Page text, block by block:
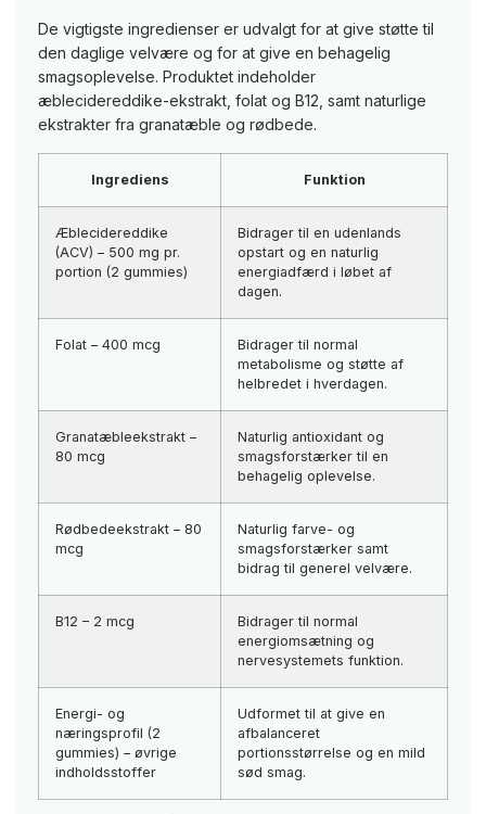
De vigtigste ingredienser er udvalgt for at give støtte til
den daglige velvære og for at give en behagelig
smagsoplevelse. Produktet indeholder
æblecidereddike-ekstrakt, folat og B12, samt naturlige
ekstrakter fra granatæble og rødbede.
Ingrediens Funktion
Æblecidereddike
(ACV) – 500 mg pr.
portion (2 gummies)
Bidrager til en udenlands
opstart og en naturlig
energiadfærd i løbet af
dagen.
Folat – 400 mcg
Bidrager til normal
metabolisme og støtte af
helbredet i hverdagen.
Granatæbleekstrakt –
80 mcg
Naturlig antioxidant og
smagsforstærker til en
behagelig oplevelse.
Rødbedeekstrakt – 80
mcg
Naturlig farve- og
smagsforstærker samt
bidrag til generel velvære.
B12 – 2 mcg
Bidrager til normal
energiomsætning og
nervesystemets funktion.
Energi- og
næringsprofil (2
gummies) – øvrige
indholdsstoffer
Udformet til at give en
afbalanceret
portionsstørrelse og en mild
sød smag.